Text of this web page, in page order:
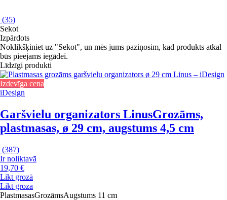
(35)
Sekot
Izpārdots
Noklikšķiniet uz "Sekot", un mēs jums paziņosim, kad produkts atkal
būs pieejams iegādei.
Līdzīgi produkti
Izdevīga cena
iDesign
Garšvielu organizators LinusGrozāms,
plastmasas, ø 29 cm, augstums 4,5 cm
(387)
Ir noliktavā
19,70 €
Likt grozā
Likt grozā
PlastmasasGrozāmsAugstums 11 cm